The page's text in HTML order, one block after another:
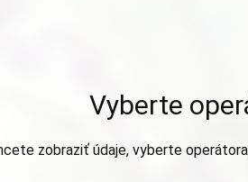
Vyberte
zobraziť údaje, vyberte